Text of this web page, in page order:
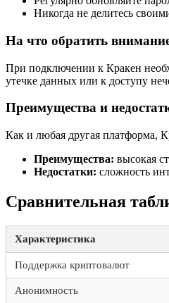
Никогда не делитесь
На что обратить
При подключении к Кракен
утечке данных или к доступу
Преимущества и
Как и любая другая платформа,
Преимущества: высокая
Недостатки: сложность
Сравнительная
Характеристика
Поддержка криптовалют
Анонимность